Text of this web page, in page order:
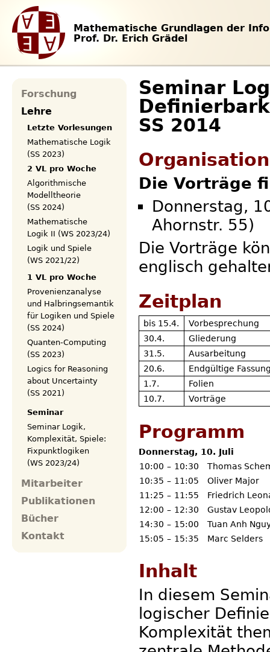
Mathematische Grundlagen der
Prof. Dr. Erich Grädel
Seminar
SS 2014
Organisation
Die Vorträge
Donnerstag,
Ahornstr. 55)
Die Vorträge
englisch
Zeitplan
bis 15.4.
Vorbesprechung
30.4.
Gliederung
31.5.
Ausarbeitung
20.6.
Endgültige
1.7.
Folien
10.7.
Vorträge
Programm
Donnerstag, 10. Juli
10:00 – 10:30
Thomas
10:35 – 11:05
Oliver Major
11:25 – 11:55
Friedrich
12:00 – 12:30
Gustav
14:30 – 15:00
Tuan Anh
15:05 – 15:35 Marc Selders
Inhalt
In diesem
logischer
Komplexität
Forschung
Lehre
Letzte Vorlesungen
Mathematische Logik
(SS 2023)
2 VL pro Woche
Algorithmische
Modelltheorie
(SS 2024)
Mathematische
Logik II (WS 2023/24)
Logik und Spiele
(WS 2021/22)
1 VL pro Woche
Provenienzanalyse
und Halbringsemantik
für Logiken und Spiele
(SS 2024)
Quanten-Computing
(SS 2023)
Logics for Reasoning
about Uncertainty
(SS 2021)
Seminar
Seminar Logik,
Komplexität, Spiele:
Fixpunktlogiken
(WS 2023/24)
Mitarbeiter
Publikationen
Bücher
Kontakt